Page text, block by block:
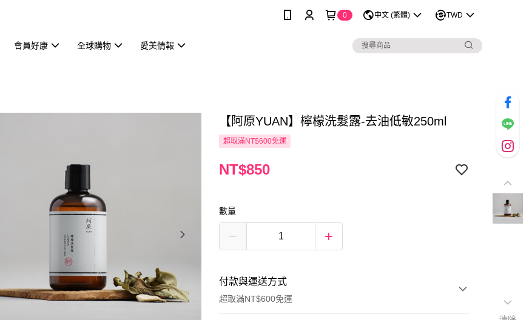
0 中文 (繁體) TWD
會員好康 全球購物 愛美情報
【阿原YUAN】檸檬洗髮露-去油低敏250ml
超取滿NT$600免運
NT$850
數量
付款與運送方式
超取滿NT$600免運